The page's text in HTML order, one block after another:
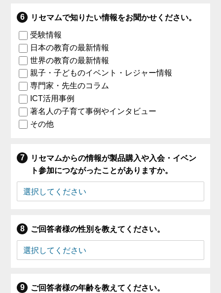
リセマムで知りたい情報をお聞かせください。
受験情報
日本の教育の最新情報
世界の教育の最新情報
親子・子どものイベント・レジャー情報
専門家・先生のコラム
ICT活用事例
著名人の子育て事例やインタビュー
その他
リセマムからの情報が製品購入や入会・イベン
ト参加につながったことがありますか。
ご回答者様の性別を教えてください。
ご回答者様の年齢を教えてください。